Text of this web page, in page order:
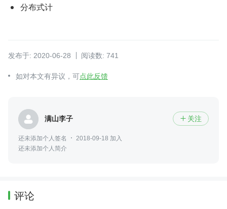
分布式计
发布于: 2020-06-28 阅读数: 741
如对本文有异议，可点此反馈
满山李子  关注
还未添加个人签名
2018-09-18 加入
还未添加个人简介
评论